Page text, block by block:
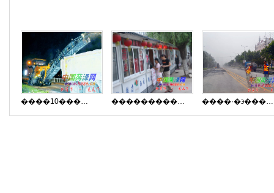
����10����·40����������ò������ ������������������̯ ����·�϶����ڽ���ʩ��